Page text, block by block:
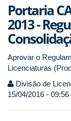
Portaria
2013 -
Aprovar o
Licenciaturas
Divisão de
15/04/2016 - 09:56